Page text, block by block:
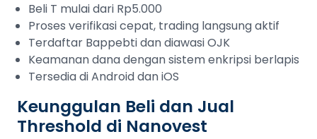
Beli T mulai dari Rp5.000
Proses verifikasi cepat, trading langsung aktif
Terdaftar Bappebti dan diawasi OJK
Keamanan dana dengan sistem enkripsi berlapis
Tersedia di Android dan iOS
Keunggulan Beli dan Jual
Threshold di Nanovest